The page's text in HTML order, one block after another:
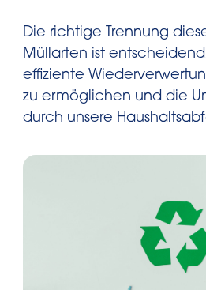
Die richtige Trennung
Müllarten ist
effiziente
zu ermöglichen und die
durch unsere